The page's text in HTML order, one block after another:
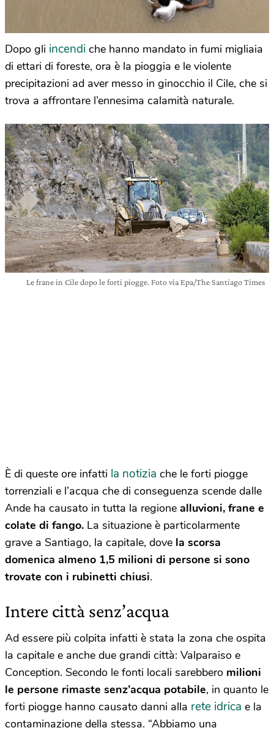
Dopo gli incendi che hanno mandato in fumi migliaia
di ettari di foreste, ora è la pioggia e le violente
precipitazioni ad aver messo in ginocchio il Cile, che si
trova a affrontare l’ennesima calamità naturale.
Le frane in Cile dopo le forti piogge. Foto via Epa/The Santiago Times
È di queste ore infatti la notizia che le forti piogge
torrenziali e l’acqua che di conseguenza scende dalle
Ande ha causato in tutta la regione alluvioni, frane e
colate di fango. La situazione è particolarmente
grave a Santiago, la capitale, dove la scorsa
domenica almeno 1,5 milioni di persone si sono
trovate con i rubinetti chiusi.
Intere città senz’acqua
Ad essere più colpita infatti è stata la zona che ospita
la capitale e anche due grandi città: Valparaiso e
Conception. Secondo le fonti locali sarebbero milioni
le persone rimaste senz’acqua potabile, in quanto le
forti piogge hanno causato danni alla rete idrica e la
contaminazione della stessa. “Abbiamo una